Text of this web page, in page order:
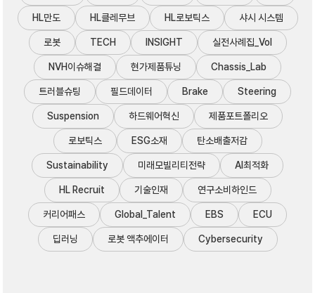
HL만도 HL클레무브 HL로보틱스 샤시 시스템
로봇 TECH INSIGHT 실전사례집_Vol
NVH이슈해결 현가제품튜닝 Chassis_Lab
트러블슈팅 필드데이터 Brake Steering
Suspension 하드웨어혁신 제품포트폴리오
로보틱스 ESG소재 탄소배출저감
Sustainability 미래모빌리티전략 AI최적화
HL Recruit 기술인재 연구소비하인드
커리어패스 Global_Talent EBS ECU
딥러닝 로봇 액추에이터 Cybersecurity